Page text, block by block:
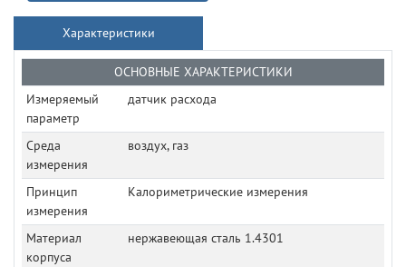
Характеристики
ОСНОВНЫЕ ХАРАКТЕРИСТИКИ
Измеряемый
параметр
датчик расхода
Среда
измерения
воздух, газ
Принцип
измерения
Калориметрические измерения
Материал
корпуса
нержавеющая сталь 1.4301